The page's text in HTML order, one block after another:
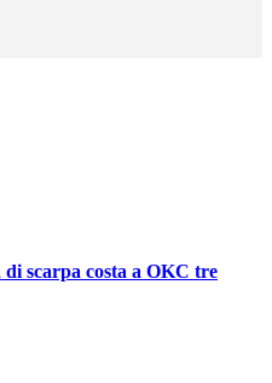
scarpa costa a OKC tre